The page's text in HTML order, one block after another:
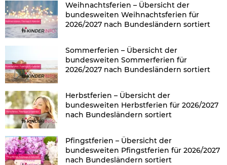
Weihnachtsferien – Übersicht der
bundesweiten Weihnachtsferien für
2026/2027 nach Bundesländern sortiert
Sommerferien – Übersicht der
bundesweiten Sommerferien für
2026/2027 nach Bundesländern sortiert
Herbstferien – Übersicht der
bundesweiten Herbstferien für 2026/2027
nach Bundesländern sortiert
Pfingstferien – Übersicht der
bundesweiten Pfingstferien für 2026/2027
nach Bundesländern sortiert